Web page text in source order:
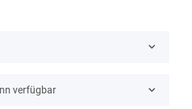
verfügbar